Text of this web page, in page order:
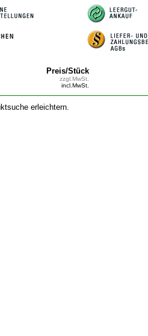
Preis/Stück
zzgl.MwSt.
incl.MwSt.
erleichtern.